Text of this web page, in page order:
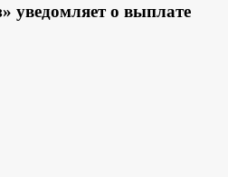
уведомляет о выплате